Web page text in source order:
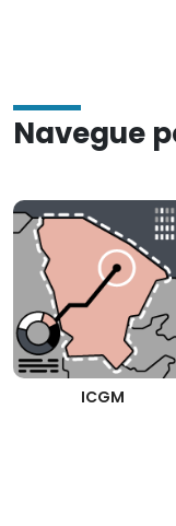
Navegue
ICGM